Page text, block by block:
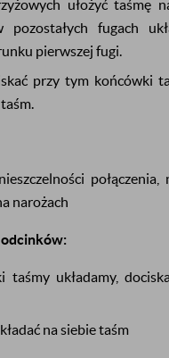
ułożyć taśmę
fugach
pierwszej fugi.
przy tym końcówki
narożach
taśmy układamy,
na siebie taśm